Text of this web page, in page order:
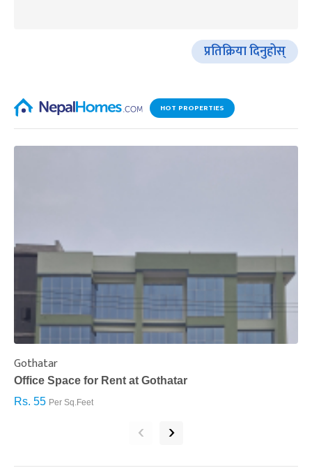
प्रतिक्रिया दिनुहोस्
HOT PROPERTIES
Gothatar
Office Space for Rent at Gothatar
Rs. 55 Per Sq.Feet
‹ ›